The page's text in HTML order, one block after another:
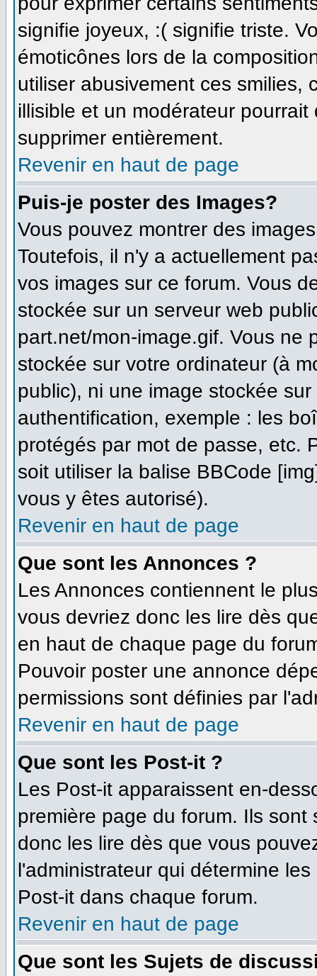
signifie joyeux, :( signifie triste.
émoticônes lors de la
utiliser abusivement ces smilies,
illisible et un modérateur
supprimer entièrement.
Revenir en haut de page
Puis-je poster des Images?
Vous pouvez montrer des
Toutefois, il n'y a actuellement
vos images sur ce forum. Vous
stockée sur un serveur web
part.net/mon-image.gif. Vous ne
stockée sur votre ordinateur (à
public), ni une image stockée
authentification, exemple : les
protégés par mot de passe, etc.
soit utiliser la balise BBCode
vous y êtes autorisé).
Revenir en haut de page
Que sont les Annonces ?
Les Annonces contiennent le
vous devriez donc les lire dès
en haut de chaque page du
Pouvoir poster une annonce
permissions sont définies par
Revenir en haut de page
Que sont les Post-it ?
Les Post-it apparaissent en-
première page du forum. Ils
donc les lire dès que vous
l'administrateur qui détermine
Post-it dans chaque forum.
Revenir en haut de page
Que sont les Sujets de